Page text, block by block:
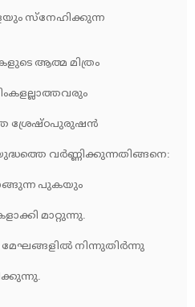
സ്‌നേഹിക്കുന്ന
ആത്മ മിത്രം
ശ്രേഷ്ഠപുരുഷന്‍
വര്‍ണ്ണിക്കുന്നതിങ്ങനെ:
പുകയും
മാറ്റുന്നു.
നിന്നുതിര്‍ന്നു